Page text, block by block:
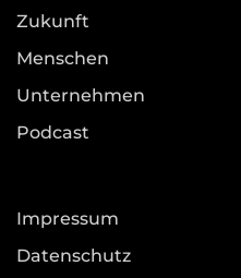
Zukunft
Menschen
Unternehmen
Podcast
Impressum
Datenschutz